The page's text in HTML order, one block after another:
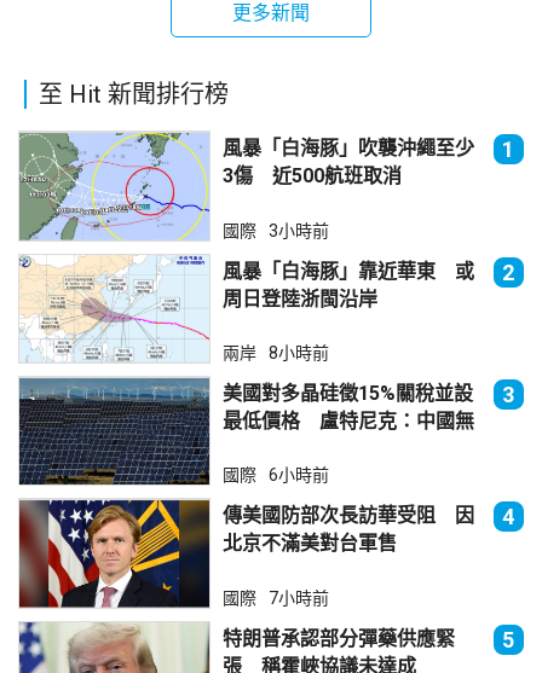
更多新聞
至 Hit 新聞排行榜
風暴「白海豚」吹襲沖繩至少
3傷 近500航班取消
1
國際 3小時前
風暴「白海豚」靠近華東 或
周日登陸浙閩沿岸
2
兩岸 8小時前
美國對多晶硅徵15%關稅並設
最低價格 盧特尼克：中國無
3
國際 6小時前
傳美國防部次長訪華受阻 因
北京不滿美對台軍售
4
國際 7小時前
特朗普承認部分彈藥供應緊
張 稱霍峽協議未達成
5